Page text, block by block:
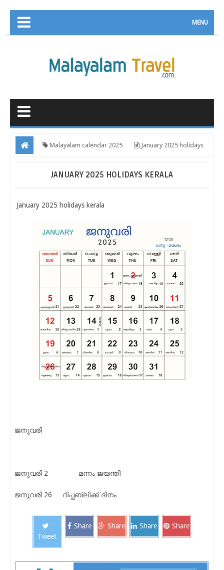
MENU
Malayalam calendar 2025 January 2025 holidays
JANUARY 2025 HOLIDAYS KERALA
January 2025 holidays kerala
ജനുവരി
ജനുവരി 2 മന്നം ജയന്തി
ജനുവരി 26 റിപ്പബ്ലിക്ക് ദിനം
Tweet
Share Share Share Share